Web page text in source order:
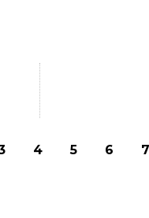
4 5 6 7